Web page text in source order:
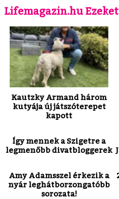
Lifemagazin.hu
Kautzky Armand három
kutyája új játszóterepet
kapott
Így mennek a Szigetre a
legmenőbb divatbloggerek
Amy Adamsszel érkezik a
nyár leghátborzongatóbb
sorozata!